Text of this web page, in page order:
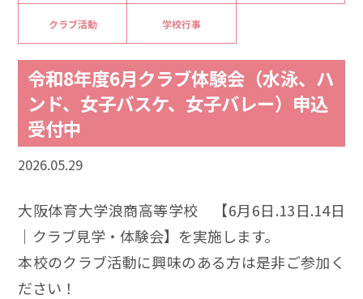
クラブ活動 学校行事
令和8年度6月クラブ体験会（水泳、ハ
ンド、女子バスケ、女子バレー）申込
受付中
2026.05.29
大阪体育大学浪商高等学校 【6月6日.13日.14日
｜クラブ見学・体験会】を実施します。
本校のクラブ活動に興味のある方は是非ご参加く
ださい！